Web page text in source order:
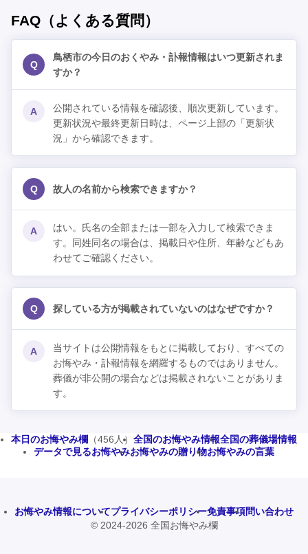
FAQ（よくある質問）
Q
鳥栖市の今日のおくやみ・訃報情報はいつ更新されま
すか？
A
公開されている情報を確認後、順次更新しています。
更新状況や最終更新日時は、ページ上部の「更新状
況」から確認できます。
Q 故人の名前から検索できますか？
A
はい。氏名の全部または一部を入力して検索できま
す。同姓同名の場合は、掲載日や住所、年齢などもあ
わせてご確認ください。
Q 探している方が掲載されていないのはなぜですか？
A
当サイトは公開情報をもとに掲載しており、すべての
お悔やみ・訃報情報を網羅するものではありません。
葬儀が非公開の場合などは掲載されないことがありま
す。
本日のお悔やみ欄 （456人） 全国のお悔やみ情報全国の葬儀場情報
データで見るお悔やみお悔やみの贈り物お悔やみの言葉
お悔やみ情報についてプライバシーポリシー免責事項問い合わせ
© 2024-2026 全国お悔やみ欄